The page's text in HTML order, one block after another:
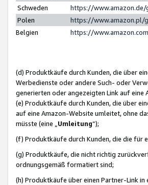
Schweden
https://
Polen
https://www.amazon.pl/
Belgien
https://
(d) Produktkäufe durch Kunden, die über
Werbedienste oder andere Such- oder
generierten oder angezeigten Link auf
(e) Produktkäufe durch Kunden, die über
auf eine Amazon-Website umleitet, ohne
müsste (eine „ Umleitung“);
(f) Produktkäufe durch Kunden, die die für
(g) Produktkäufe, die nicht richtig
ordnungsgemäß formatiert sind;
(h) Produktkäufe über einen Partner-Link